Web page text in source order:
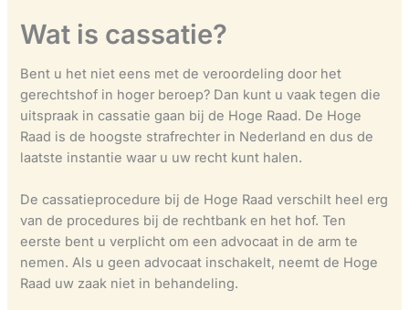
Wat is cassatie?
Bent u het niet eens met de veroordeling door het
gerechtshof in hoger beroep? Dan kunt u vaak tegen die
uitspraak in cassatie gaan bij de Hoge Raad. De Hoge
Raad is de hoogste strafrechter in Nederland en dus de
laatste instantie waar u uw recht kunt halen.
De cassatieprocedure bij de Hoge Raad verschilt heel erg
van de procedures bij de rechtbank en het hof. Ten
eerste bent u verplicht om een advocaat in de arm te
nemen. Als u geen advocaat inschakelt, neemt de Hoge
Raad uw zaak niet in behandeling.